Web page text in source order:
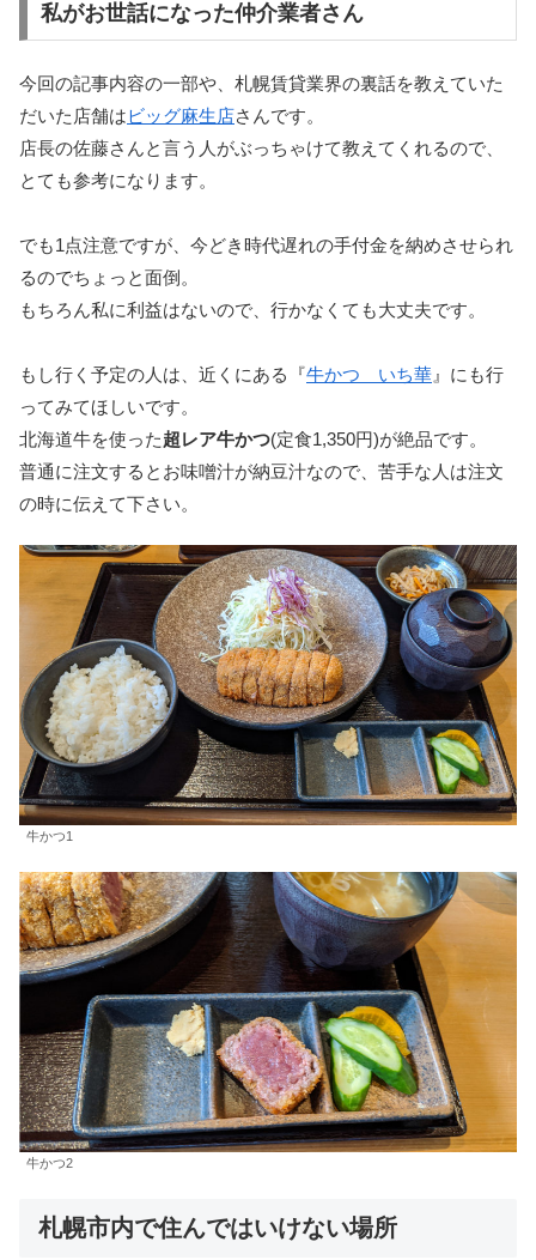
私がお世話になった仲介業者さん
今回の記事内容の一部や、札幌賃貸業界の裏話を教えていた
だいた店舗は ビッグ麻生店さんです。
店長の佐藤さんと言う人がぶっちゃけて教えてくれるので、
とても参考になります。
でも1点注意ですが、今どき時代遅れの手付金を納めさせられ
るのでちょっと面倒。
もちろん私に利益はないので、行かなくても大丈夫です。
もし行く予定の人は、近くにある『牛かつ いち華』にも行
ってみてほしいです。
北海道牛を使った超レア牛かつ(定食1,350円)が絶品です。
普通に注文するとお味噌汁が納豆汁なので、苦手な人は注文
の時に伝えて下さい。
牛かつ1
牛かつ2
札幌市内で住んではいけない場所